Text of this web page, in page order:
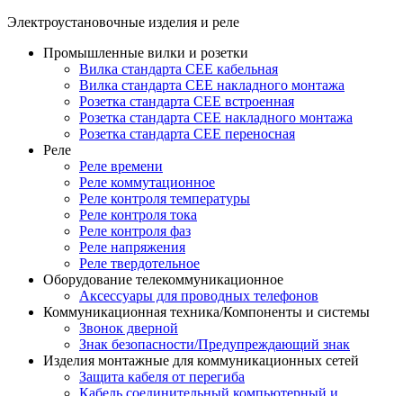
Электроустановочные изделия и реле
Промышленные вилки и розетки
Вилка стандарта CEE кабельная
Вилка стандарта CEE накладного монтажа
Розетка стандарта CEE встроенная
Розетка стандарта СЕЕ накладного монтажа
Розетка стандарта СЕЕ переносная
Реле
Реле времени
Реле коммутационное
Реле контроля температуры
Реле контроля тока
Реле контроля фаз
Реле напряжения
Реле твердотельное
Оборудование телекоммуникационное
Аксессуары для проводных телефонов
Коммуникационная техника/Компоненты и системы
Звонок дверной
Знак безопасности/Предупреждающий знак
Изделия монтажные для коммуникационных сетей
Защита кабеля от перегиба
Кабель соединительный компьютерный и